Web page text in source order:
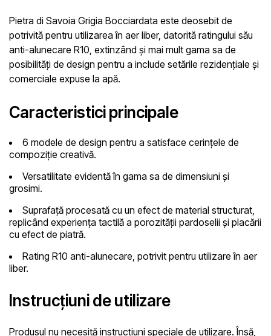
Pietra di Savoia Grigia Bocciardata este deosebit de
potrivită pentru utilizarea în aer liber, datorită ratingului său
anti-alunecare R10, extinzând și mai mult gama sa de
posibilități de design pentru a include setările rezidențiale și
comerciale expuse la apă.
Caracteristici principale
6 modele de design pentru a satisface cerințele de
compoziție creativă.
Versatilitate evidentăîn gama sa de dimensiuni și
grosimi.
Suprafață procesată cu un efect de material structurat,
replicând experiența tactilă a porozității pardoselii și placării
cu efect de piatră.
Rating R10 anti-alunecare, potrivit pentru utilizare în aer
liber.
Instrucțiuni de utilizare
Produsul nu necesită instrucțiuni speciale de utilizare. Însă,